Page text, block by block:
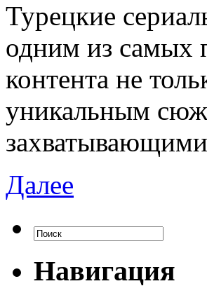
Турeцкиe
одним из самых
контента не
уникальным
Далее
Навигация